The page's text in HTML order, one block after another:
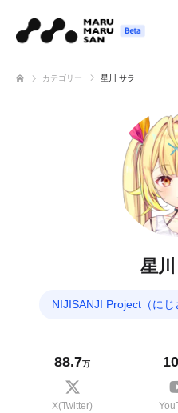
カテゴリー 星川 サラ
星
NIJISANJI Project（にじ
88.7万
X(Twitter)